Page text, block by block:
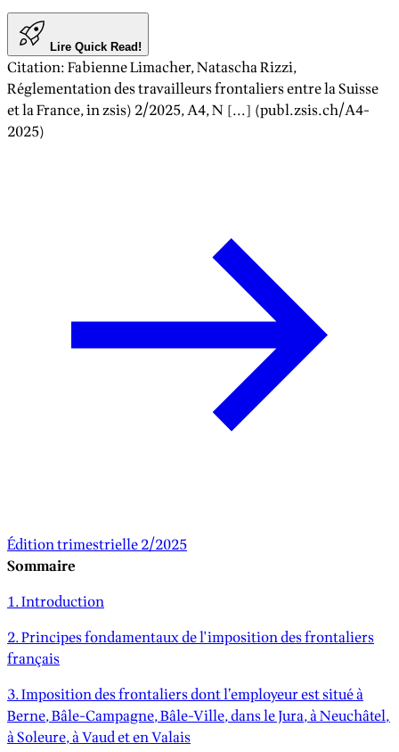
Lire Quick Read!
Citation:Fabienne Limacher, Natascha Rizzi,
Réglementation des travailleurs frontaliers entre la Suisse
et la France, in zsis) 2/2025, A4, N [...] (publ.zsis.ch/A4-
2025)
Édition trimestrielle 2/2025
Sommaire
1. Introduction
2. Principes fondamentaux de l'imposition des frontaliers
français
3. Imposition des frontaliers dont l’employeur est situé à
Berne, Bâle-Campagne, Bâle-Ville, dans le Jura, à Neuchâtel,
à Soleure, à Vaud et en Valais